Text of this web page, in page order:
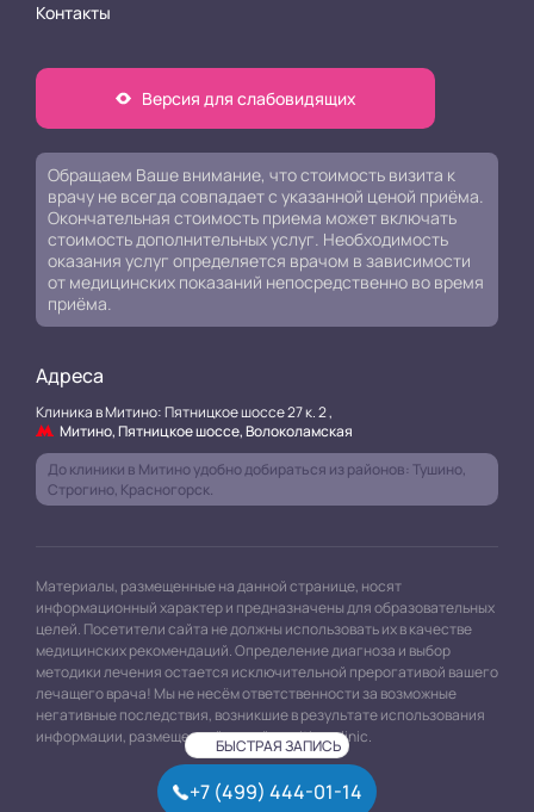
Контакты
Версия для слабовидящих
Обращаем Ваше внимание, что стоимость визита к
врачу не всегда совпадает с указанной ценой приёма.
Окончательная стоимость приема может включать
стоимость дополнительных услуг. Необходимость
оказания услуг определяется врачом в зависимости
от медицинских показаний непосредственно во время
приёма.
Адреса
Клиника в Митино: Пятницкое шоссе 27 к. 2 ,
Митино, Пятницкое шоссе, Волоколамская
До клиники в Митино удобно добираться из районов: Тушино,
Строгино, Красногорск.
Материалы, размещенные на данной странице, носят
информационный характер и предназначены для образовательных
целей. Посетители сайта не должны использовать их в качестве
медицинских рекомендаций. Определение диагноза и выбор
методики лечения остается исключительной прерогативой вашего
лечащего врача! Мы не несём ответственности за возможные
негативные последствия, возникшие в результате использования
информации, размещенной на сайте mitino.clinic.
БЫСТРАЯ ЗАПИСЬ
+7 (499) 444-01-14